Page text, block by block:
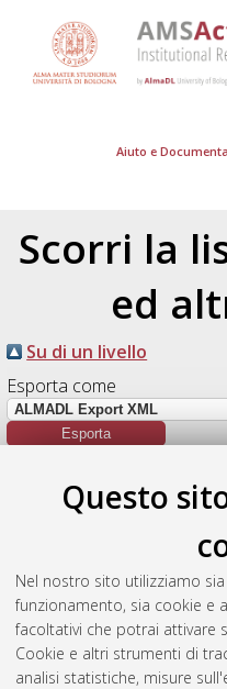
Questo
Nel nostro sito utilizziamo
funzionamento, sia cookie e
facoltativi che potrai attivare
Cookie e altri strumenti di
analisi statistiche, misure
Aiuto e
Scorri la
ed
Su di un livello
Esporta come
Numero di documenti:1.
Habeas
delexicalisation in corpus-
Barnden, John ;
Metaphor: the Processing
From Computers to
Granada, Spagna.